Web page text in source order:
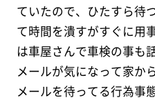
ていたので、ひたすら
て時間を潰すがすぐに
は車屋さんで車検の事も
メールが気になって家
メールを待ってる行為事